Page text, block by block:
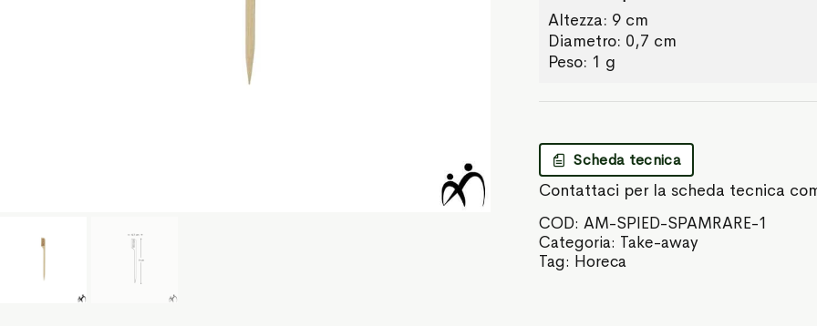
Altezza: 9 cm
Diametro: 0,7 cm
Peso: 1 g
Scheda tecnica
Contattaci per la scheda tecnica
COD:AM-SPIED-SPAMRARE-1
Categoria: Take-away
Tag: Horeca